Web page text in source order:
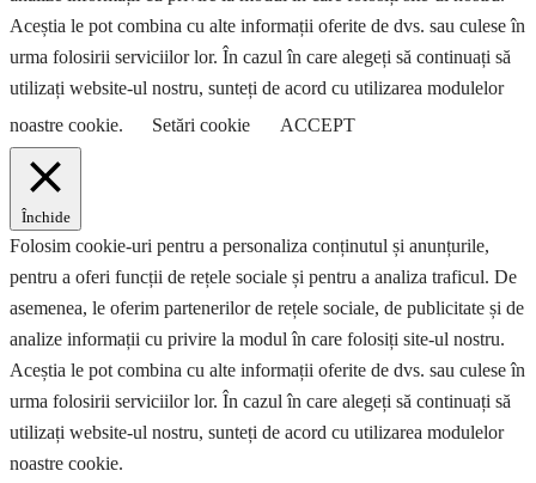
Aceștia le pot combina cu alte informații oferite de dvs. sau culese în
urma folosirii serviciilor lor. În cazul în care alegeți să continuați să
utilizați website-ul nostru, sunteți de acord cu utilizarea modulelor
noastre cookie.
Setări cookie ACCEPT
Închide
Folosim cookie-uri pentru a personaliza conținutul și anunțurile,
pentru a oferi funcții de rețele sociale și pentru a analiza traficul. De
asemenea, le oferim partenerilor de rețele sociale, de publicitate și de
analize informații cu privire la modul în care folosiți site-ul nostru.
Aceștia le pot combina cu alte informații oferite de dvs. sau culese în
urma folosirii serviciilor lor. În cazul în care alegeți să continuați să
utilizați website-ul nostru, sunteți de acord cu utilizarea modulelor
noastre cookie.